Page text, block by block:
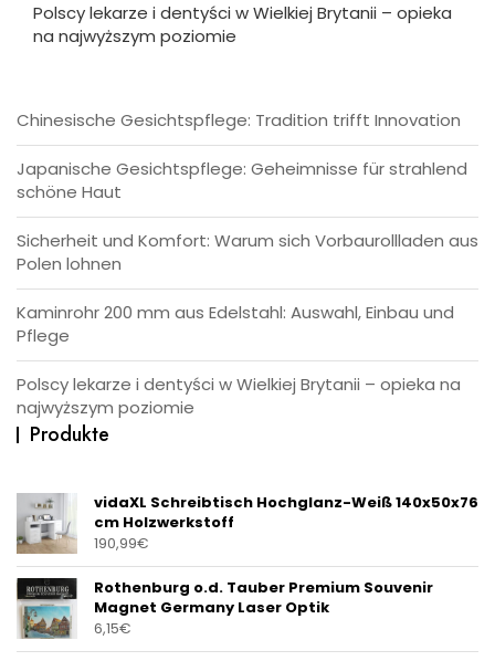
Polscy lekarze i dentyści w Wielkiej Brytanii – opieka
na najwyższym poziomie
Chinesische Gesichtspflege: Tradition trifft Innovation
Japanische Gesichtspflege: Geheimnisse für strahlend
schöne Haut
Sicherheit und Komfort: Warum sich Vorbaurollladen aus
Polen lohnen
Kaminrohr 200 mm aus Edelstahl: Auswahl, Einbau und
Pflege
Polscy lekarze i dentyści w Wielkiej Brytanii – opieka na
najwyższym poziomie
Produkte
vidaXL Schreibtisch Hochglanz-Weiß 140x50x76
cm Holzwerkstoff
190,99€
Rothenburg o.d. Tauber Premium Souvenir
Magnet Germany Laser Optik
6,15€